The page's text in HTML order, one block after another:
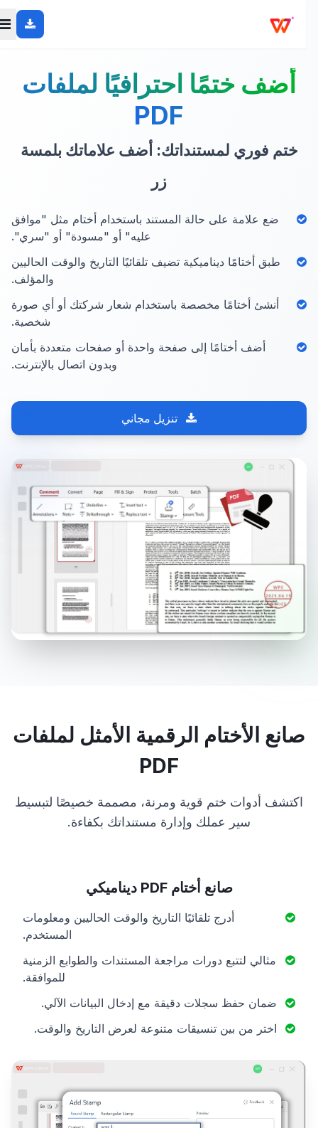
أضف ختمًا احترافيًا لملفات
PDF
ختم فوري لمستنداتك: أضف علاماتك بلمسة
زر
ضع علامة على حالة المستند باستخدام أختام مثل "موافق
عليه" أو "مسودة" أو "سري".
طبق أختامًا ديناميكية تضيف تلقائيًا التاريخ والوقت الحاليين
والمؤلف.
أنشئ أختامًا مخصصة باستخدام شعار شركتك أو أي صورة
شخصية.
أضف أختامًا إلى صفحة واحدة أو صفحات متعددة بأمان
وبدون اتصال بالإنترنت.
تنزيل مجاني
صانع الأختام الرقمية الأمثل لملفات
PDF
اكتشف أدوات ختم قوية ومرنة، مصممة خصيصًا لتبسيط
سير عملك وإدارة مستنداتك بكفاءة.
صانع أختام PDF ديناميكي
أدرج تلقائيًا التاريخ والوقت الحاليين ومعلومات
المستخدم.
مثالي لتتبع دورات مراجعة المستندات والطوابع الزمنية
للموافقة.
ضمان حفظ سجلات دقيقة مع إدخال البيانات الآلي.
اختر من بين تنسيقات متنوعة لعرض التاريخ والوقت.